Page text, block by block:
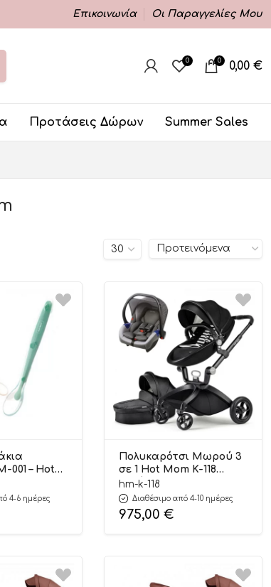
Επικοινωνία Οι Παραγγελίες Μου
0 0 0,00 €
Προτάσεις Δώρων Summer Sales
001 – Hot
4-6 ημέρες
Πολυκαρότσι Μωρού 3
σε 1 Hot Mom K-118
Μαύρο (6 Άτοκες
Δόσεις)
hm-k-118
Διαθέσιμο από 4-10 ημέρες
975,00 €